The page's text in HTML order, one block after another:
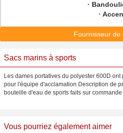
·
·
Fournisseur de
Sacs marins à sports
Les dames portatives du polyester 600D
pour l'équipe d'acclamation Description de
bouteille d'eau de sports faits sur commande
Vous pourriez également aimer